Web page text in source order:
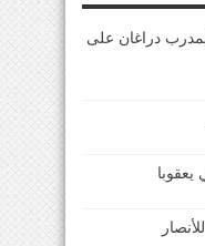
دراغان على
يعقوبا